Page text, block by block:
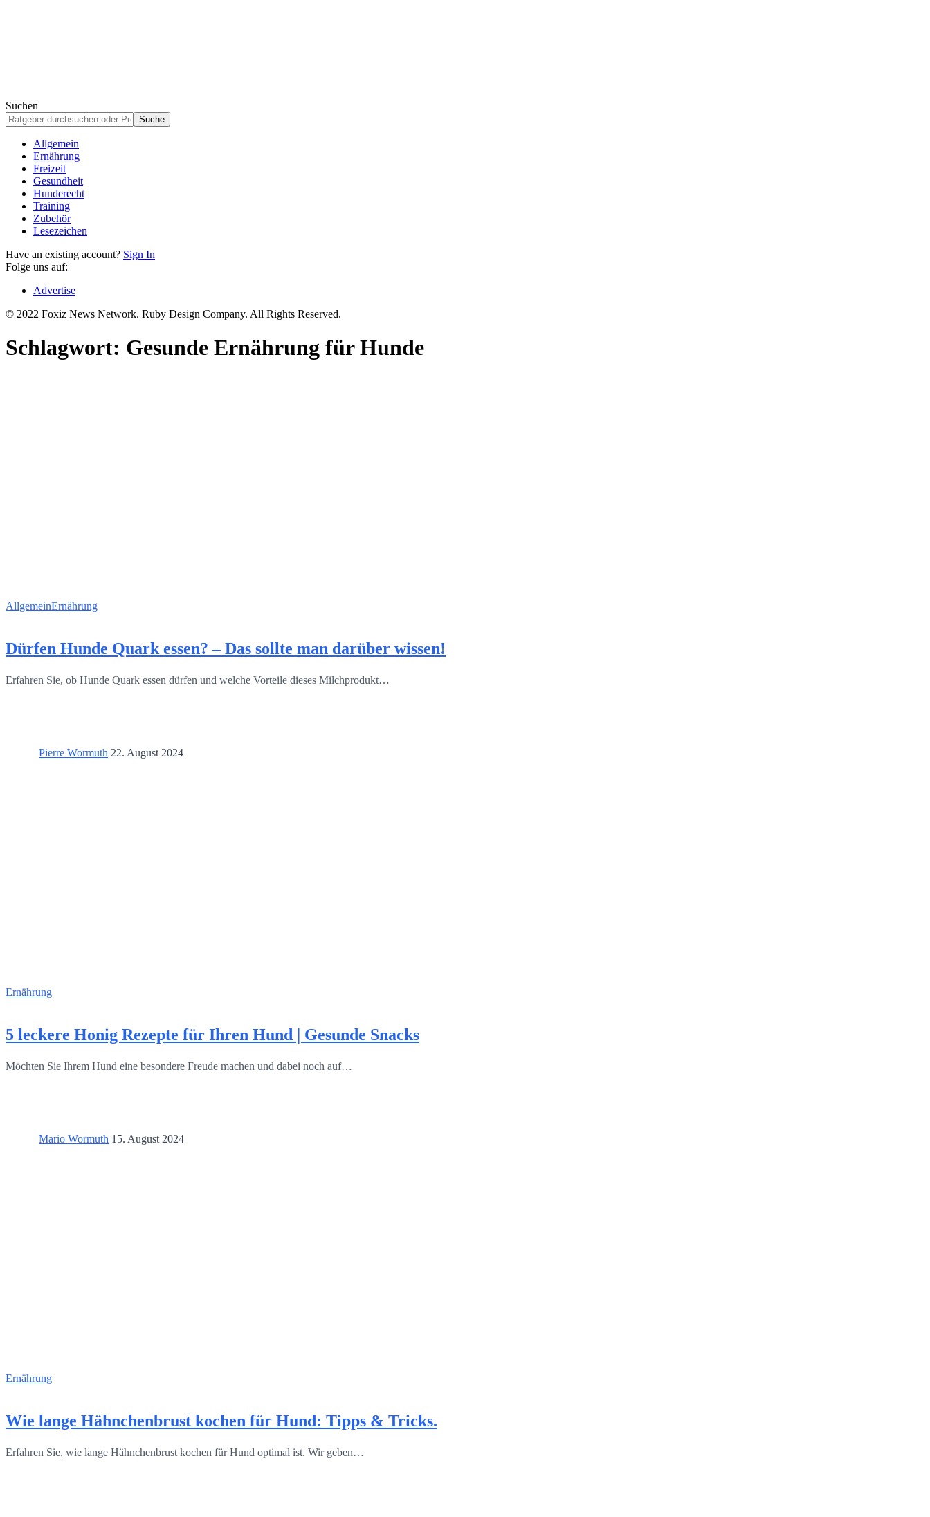
Suchen
Allgemein
Ernährung
Freizeit
Gesundheit
Hunderecht
Training
Zubehör
Lesezeichen
Have an existing account? Sign In
Folge uns auf:
Advertise
© 2022 Foxiz News Network. Ruby Design Company. All Rights Reserved.
Schlagwort: Gesunde Ernährung für Hunde
AllgemeinErnährung
Dürfen Hunde Quark essen? – Das sollte man darüber wissen!
Erfahren Sie, ob Hunde Quark essen dürfen und welche Vorteile dieses Milchprodukt…
Pierre Wormuth 22. August 2024
Ernährung
5 leckere Honig Rezepte für Ihren Hund | Gesunde Snacks
Möchten Sie Ihrem Hund eine besondere Freude machen und dabei noch auf…
Mario Wormuth 15. August 2024
Ernährung
Wie lange Hähnchenbrust kochen für Hund: Tipps & Tricks.
Erfahren Sie, wie lange Hähnchenbrust kochen für Hund optimal ist. Wir geben…